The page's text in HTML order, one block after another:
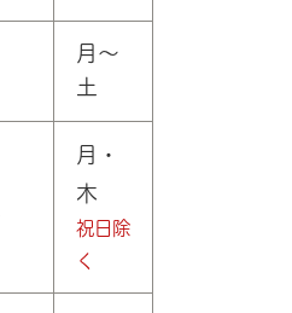
月～
土
月・
木
祝日除
く